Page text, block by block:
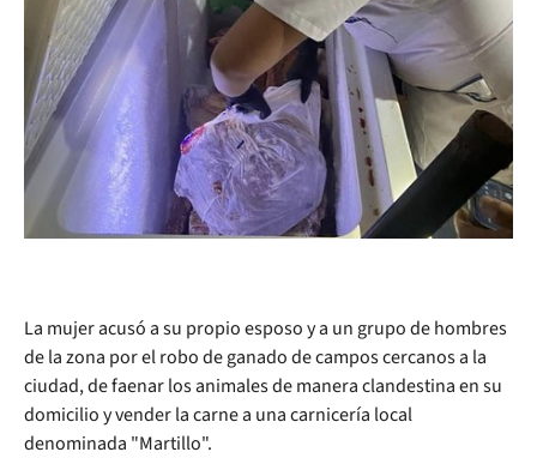
La mujer acusó a su propio esposo y a un grupo de hombres
de la zona por el robo de ganado de campos cercanos a la
ciudad, de faenar los animales de manera clandestina en su
domicilio y vender la carne a una carnicería local
denominada "Martillo".